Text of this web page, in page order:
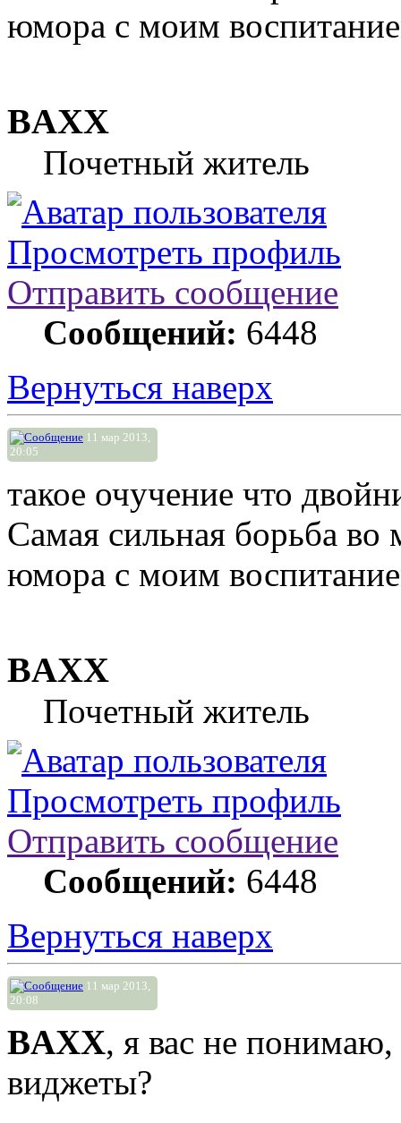
юмора с моим
BAXX
Почетный житель
Просмотреть профиль
Отправить сообщение
Сообщений: 6448
Вернуться наверх
11 мар 2013,
20:05
такое очучение что
Самая сильная борьба во
юмора с моим
BAXX
Почетный житель
Просмотреть профиль
Отправить сообщение
Сообщений: 6448
Вернуться наверх
11 мар 2013,
20:08
BAXX, я вас не понимаю,
виджеты?